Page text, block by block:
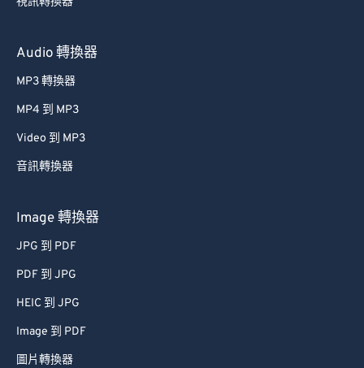
Audio 轉換器
MP3 轉換器
MP4 到 MP3
Video 到 MP3
音訊轉換器
Image 轉換器
JPG 到 PDF
PDF 到 JPG
HEIC 到 JPG
Image 到 PDF
圖片轉換器